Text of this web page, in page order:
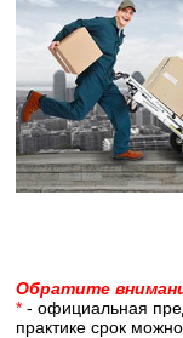
Обратите
* - официальная
практике срок